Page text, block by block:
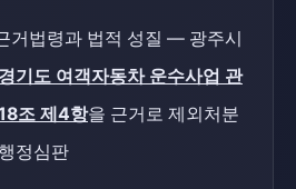
거법령과 법적 성질 — 광주시
경기도 여객자동차 운수사업 관
조 제4항을 근거로 제외처분
정심판